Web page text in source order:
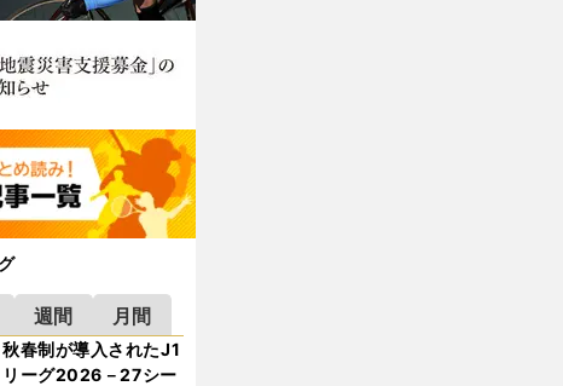
週間 月間
秋春制が導入されたJ1
リーグ2026－27シー